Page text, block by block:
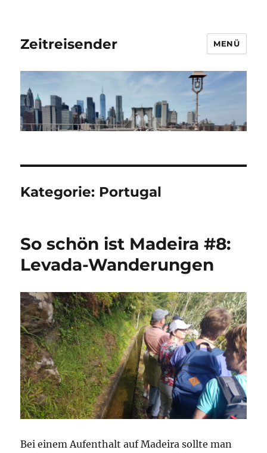
Zeitreisender MENÜ
Kategorie: Portugal
So schön ist Madeira #8:
Levada-Wanderungen
Bei einem Aufenthalt auf Madeira sollte man